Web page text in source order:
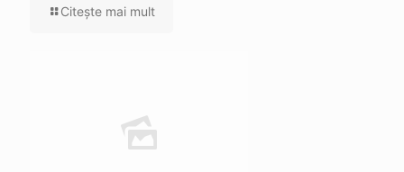
Citeşte mai mult